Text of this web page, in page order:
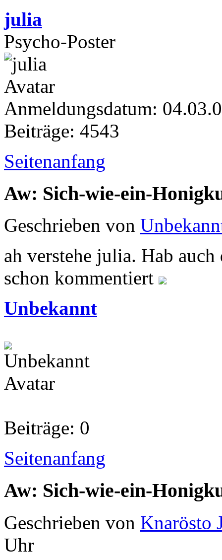
julia
Psycho-Poster
Anmeldungsdatum:
Beiträge: 4543
Seitenanfang
Aw: Sich-wie-ein-
Geschrieben von
ah verstehe julia. Hab
schon kommentiert
Unbekannt
Beiträge: 0
Seitenanfang
Aw: Sich-wie-ein-
Geschrieben von Knarösto
Uhr